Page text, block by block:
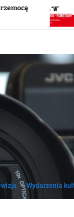
Godzina „W”. W
Wydarzenia